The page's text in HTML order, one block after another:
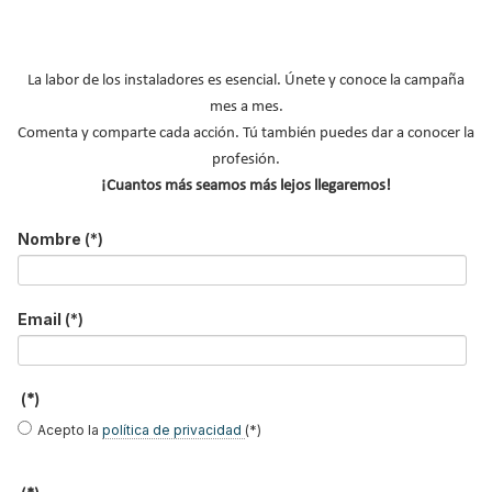
MÁS SOBRE BIOMASA
Artículos técnicos biomasa
Chimeneas de leña
Instalaciones de biomasa
Pellets
La labor de los instaladores es esencial. Únete y conoce la campaña
mes a mes.
Comenta y comparte cada acción. Tú también puedes dar a conocer la
profesión.
¡Cuantos más seamos más lejos llegaremos!
Nombre (*)
Email (*)
(*)
Acepto la política de privacidad (*)